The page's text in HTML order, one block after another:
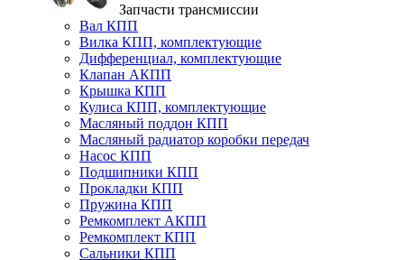
Запчасти трансмиссии
Вал КПП
Вилка КПП, комплектующие
Дифференциал, комплектующие
Клапан АКПП
Крышка КПП
Кулиса КПП, комплектующие
Масляный поддон КПП
Масляный радиатор коробки передач
Насос КПП
Подшипники КПП
Прокладки КПП
Пружина КПП
Ремкомплект АКПП
Ремкомплект КПП
Сальники КПП